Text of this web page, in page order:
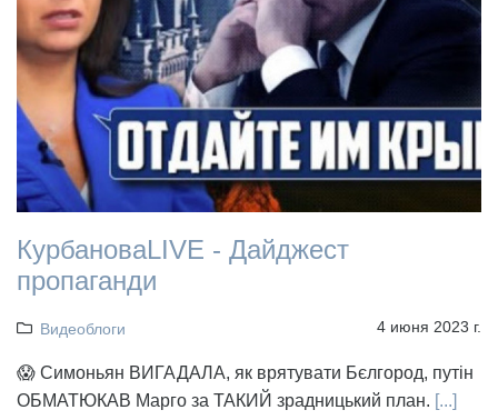
КурбановаLIVE - Дайджест
пропаганди
Видеоблоги 4 июня 2023 г.
😱 Симоньян ВИГАДАЛА, як врятувати Бєлгород, путін
ОБМАТЮКАВ Марго за ТАКИЙ зрадницький план. [...]